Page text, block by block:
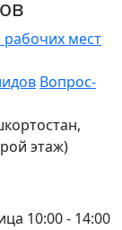
рабочих мест
Вопрос-
этаж)
10:00 - 14:00